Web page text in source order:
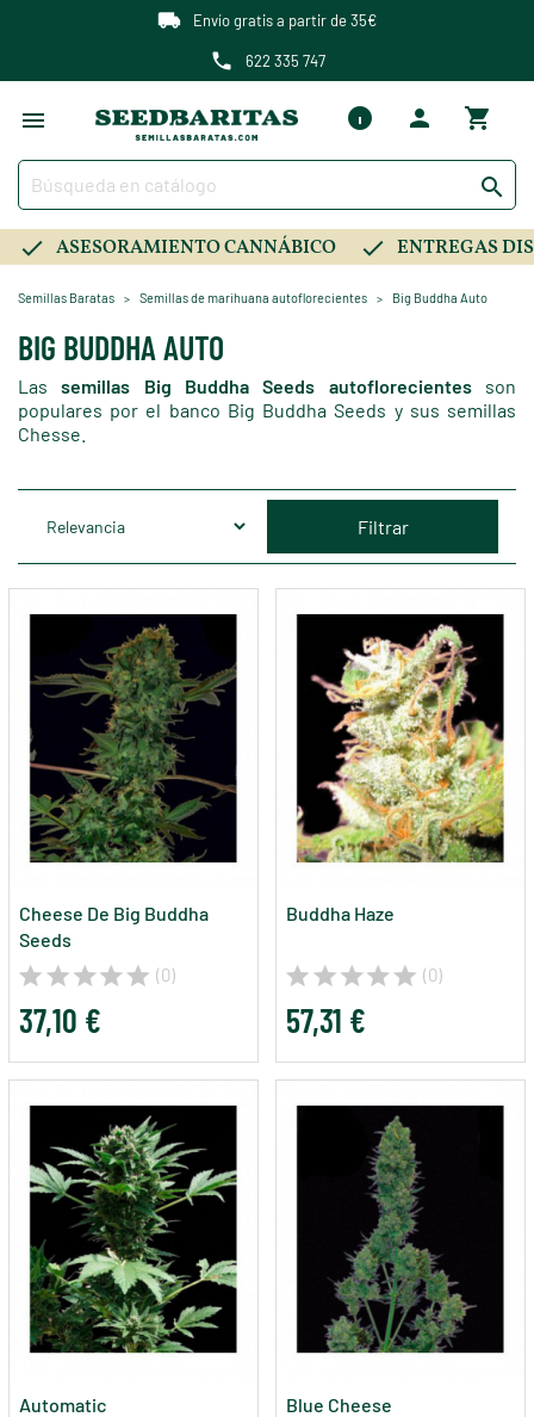
Envío gratis a partir de 35€
622 335 747

ASESORAMIENTO CANNÁBICO ENTREGAS
Semillas Baratas Semillas de marihuana autoflorecientes Big Buddha Auto
BIG BUDDHA AUTO
Lassemillas Big Buddha Seeds autoflorecientesson
populares por el banco Big Buddha Seeds y sus semillas
Chesse.
Filtrar
Cheese De Big Buddha
Seeds
(0)
37,10 €
Buddha Haze
(0)
57,31 €
Automatic Blue Cheese